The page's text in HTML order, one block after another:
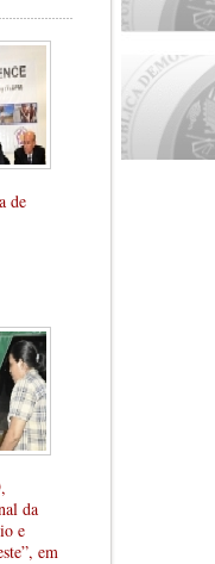
de
da
e
em